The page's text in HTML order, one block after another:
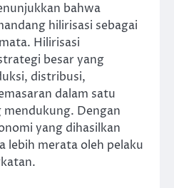
bahwa
hilirisasi sebagai
Hilirisasi
besar yang
distribusi,
dalam satu
Dengan
yang dihasilkan
lebih merata oleh pelaku